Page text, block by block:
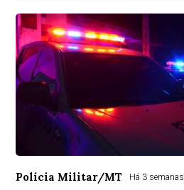
Polícia Militar/MT Há 3 semanas